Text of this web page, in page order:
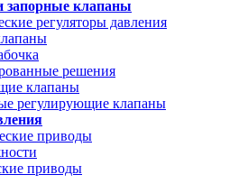
запорные клапаны
регуляторы давления
решения
клапаны
регулирующие клапаны
приводы
приводы